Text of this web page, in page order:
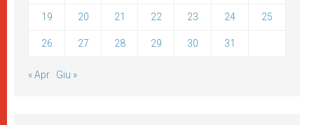
19 20 21 22 23 24 25
26 27 28 29 30 31
« Apr Giu »